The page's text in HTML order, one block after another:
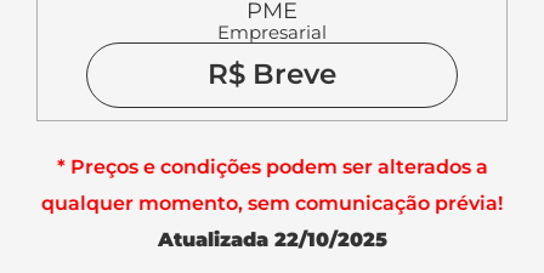
PME
Empresarial
R$ Breve
* Preços e condições podem ser alterados a
qualquer momento, sem comunicação prévia!
Atualizada 22/10/2025